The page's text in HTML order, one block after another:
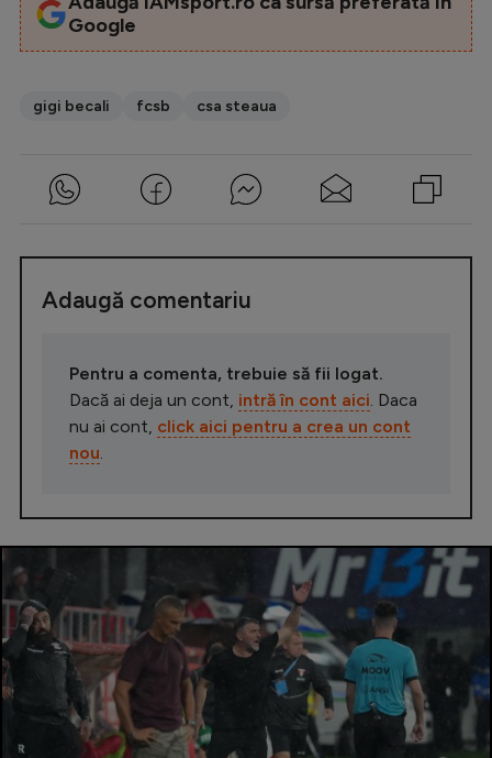
Google
gigi becali fcsb csa steaua
Adaugă comentariu
Pentru a comenta, trebuie să fii logat.
Dacă ai deja un cont, intră în cont aici . Daca
nu ai cont, click aici pentru a crea un cont
nou